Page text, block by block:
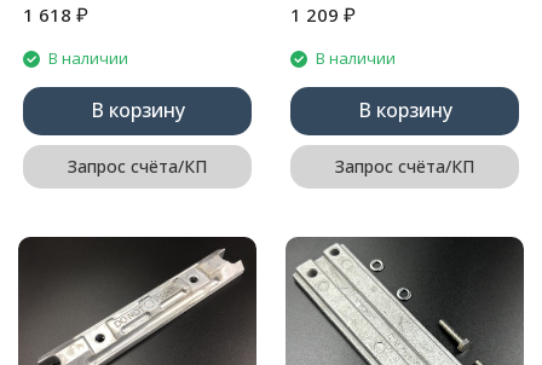
1 618 ₽
В наличии
В корзину
Запрос счёта/КП
1 209 ₽
В наличии
В корзину
Запрос счёта/КП